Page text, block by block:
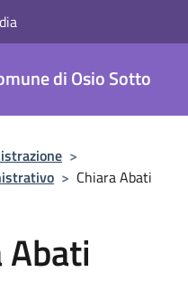
di Osio Sotto
>
> Chiara Abati
Abati